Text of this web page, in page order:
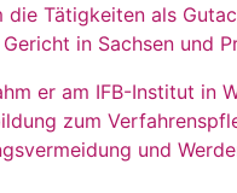
die Tätigkeiten als
in Sachsen und
er am IFB-Institut in
zum
und